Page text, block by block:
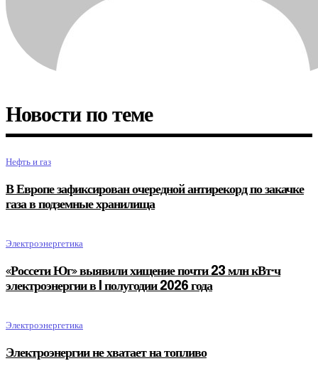
Новости по теме
Нефть и газ
В Европе зафиксирован очередной антирекорд по закачке
газа в подземные хранилища
Электроэнергетика
«Россети Юг» выявили хищение почти 23 млн кВт·ч
электроэнергии в I полугодии 2026 года
Электроэнергетика
Электроэнергии не хватает на топливо